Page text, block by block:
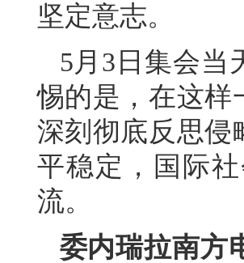
坚定意志。
5月3日集会当
惕的是，在这样
深刻彻底反思侵
平稳定，国际
流。
委内瑞拉南方